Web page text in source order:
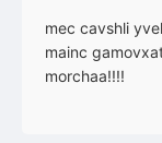
mec cavshli
mainc
morchaa!!!!